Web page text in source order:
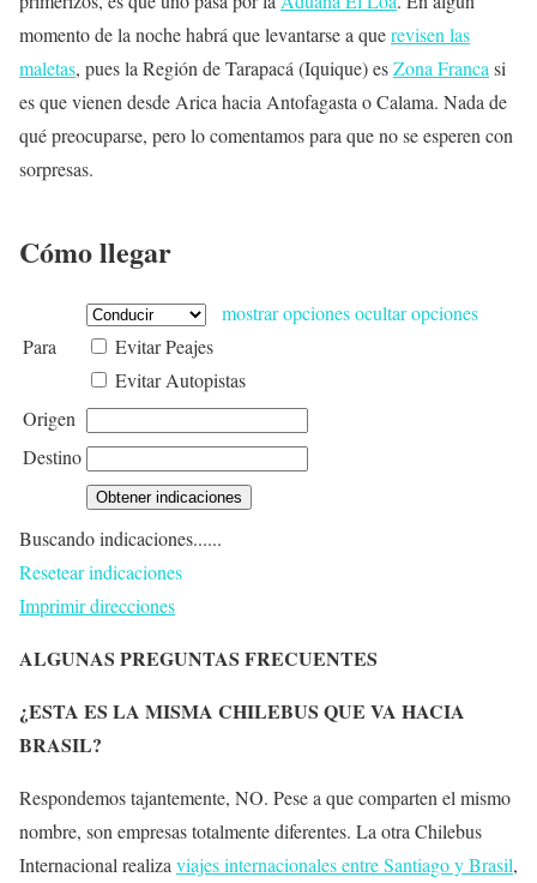
momento de la noche habrá que levantarse a querevisen las
maletas, pues la Región de Tarapacá (Iquique) esZona Franca si
es que vienen desde Arica hacia Antofagasta o Calama. Nada de
qué preocuparse, pero lo comentamos para que no se esperen con
sorpresas.
Cómo llegar
Para
mostrar opcionesocultar opciones
Evitar Peajes
Evitar Autopistas
Origen
Destino
Buscando indicaciones......
Resetear indicaciones
Imprimir direcciones
ALGUNAS PREGUNTAS FRECUENTES
¿ESTA ES LA MISMA CHILEBUS QUE VA HACIA
BRASIL?
Respondemos tajantemente, NO. Pese a que comparten el mismo
nombre, son empresas totalmente diferentes. La otra Chilebus
Internacional realiza viajes internacionales entre Santiago y Brasil,